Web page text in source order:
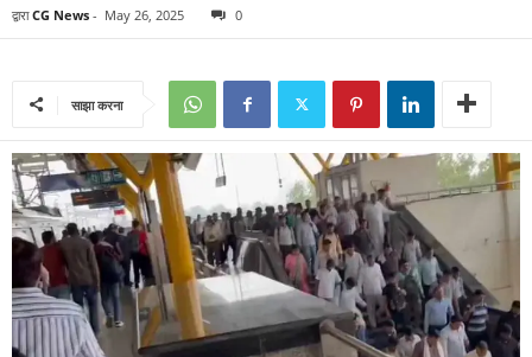
द्वारा CG News - May 26, 2025 0
साझा करना